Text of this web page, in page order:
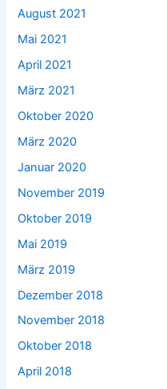
August 2021
Mai 2021
April 2021
März 2021
Oktober 2020
März 2020
Januar 2020
November 2019
Oktober 2019
Mai 2019
März 2019
Dezember 2018
November 2018
Oktober 2018
April 2018